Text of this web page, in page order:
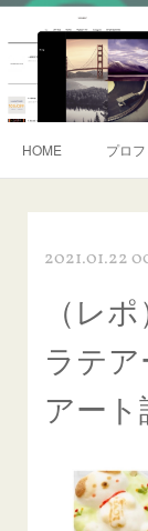
HOME プロ
2021.01.22
（レ
ラテ
アー